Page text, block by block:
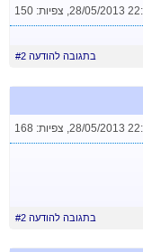
28/05/2013
, צפיות: 150
בתגובה להודעה #2
28/05/2013
, צפיות: 168
בתגובה להודעה #2